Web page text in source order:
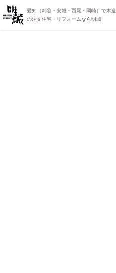
愛知（刈谷・安城・西尾・岡崎）で木造
の注文住宅・リフォームなら明城